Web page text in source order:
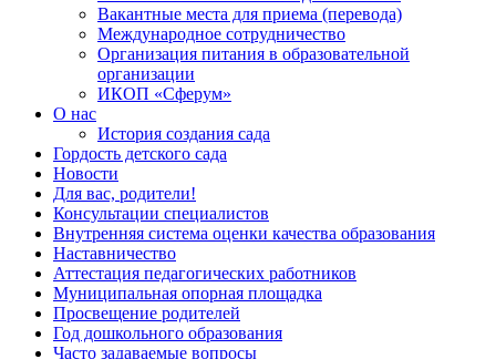
Вакантные места для приема (перевода)
Международное сотрудничество
Организация питания в образовательной
организации
ИКОП «Сферум»
О нас
История создания сада
Гордость детского сада
Новости
Для вас, родители!
Консультации специалистов
Внутренняя система оценки качества образования
Наставничество
Аттестация педагогических работников
Муниципальная опорная площадка
Просвещение родителей
Год дошкольного образования
Часто задаваемые вопросы